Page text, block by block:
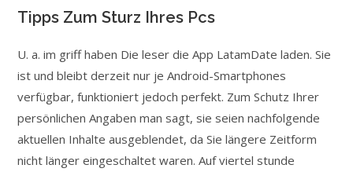
Tipps Zum Sturz Ihres Pcs
U. a. im griff haben Die leser die App LatamDate laden. Sie
ist und bleibt derzeit nur je Android-Smartphones
verfügbar, funktioniert jedoch perfekt. Zum Schutz Ihrer
persönlichen Angaben man sagt, sie seien nachfolgende
aktuellen Inhalte ausgeblendet, da Sie längere Zeitform
nicht länger eingeschaltet waren. Auf viertel stunde